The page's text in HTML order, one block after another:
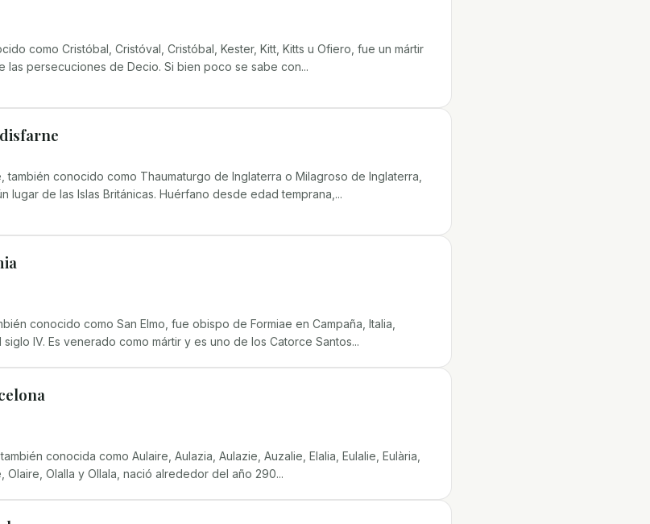
como Cristóbal, Cristóval, Cristóbal, Kester, Kitt, Kitts u Ofiero, fue un mártir
las persecuciones de Decio. Si bien poco se sabe con...
también conocido como Thaumaturgo de Inglaterra o Milagroso de Inglaterra,
lugar de las Islas Británicas. Huérfano desde edad temprana,...
conocido como San Elmo, fue obispo de Formiae en Campaña, Italia,
IV. Es venerado como mártir y es uno de los Catorce Santos...
conocida como Aulaire, Aulazia, Aulazie, Auzalie, Elalia, Eulalie, Eulària,
Olaire, Olalla y Ollala, nació alrededor del año 290...